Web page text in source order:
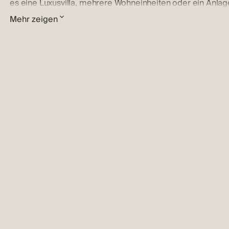
es eine Luxusvilla, mehrere Wohneinheiten oder ein
Auf dem Grundstück befindet sich ein renoviertes
Mehr zeigen